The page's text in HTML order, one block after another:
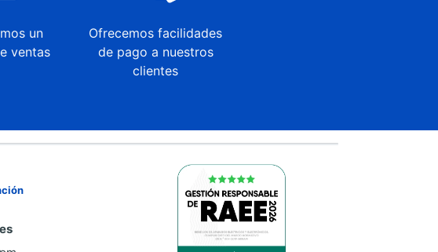
un
ventas
Ofrecemos facilidades
de pago a nuestros
clientes